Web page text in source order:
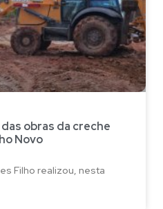
obras da creche
Novo
Filho realizou, nesta